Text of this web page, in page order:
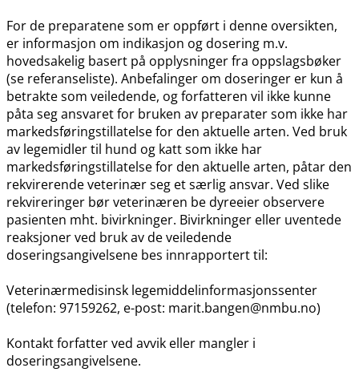
For de preparatene som er oppført i denne oversikten,
er informasjon om indikasjon og dosering m.v.
hovedsakelig basert på opplysninger fra oppslagsbøker
(se referanseliste). Anbefalinger om doseringer er kun å
betrakte som veiledende, og forfatteren vil ikke kunne
påta seg ansvaret for bruken av preparater som ikke har
markedsføringstillatelse for den aktuelle arten. Ved bruk
av legemidler til hund og katt som ikke har
markedsføringstillatelse for den aktuelle arten, påtar den
rekvirerende veterinær seg et særlig ansvar. Ved slike
rekvireringer bør veterinæren be dyreeier observere
pasienten mht. bivirkninger. Bivirkninger eller uventede
reaksjoner ved bruk av de veiledende
doseringsangivelsene bes innrapportert til:
Veterinærmedisinsk legemiddelinformasjonssenter
(telefon: 97159262, e-post: marit.bangen@nmbu.no)
Kontakt forfatter ved avvik eller mangler i
doseringsangivelsene.